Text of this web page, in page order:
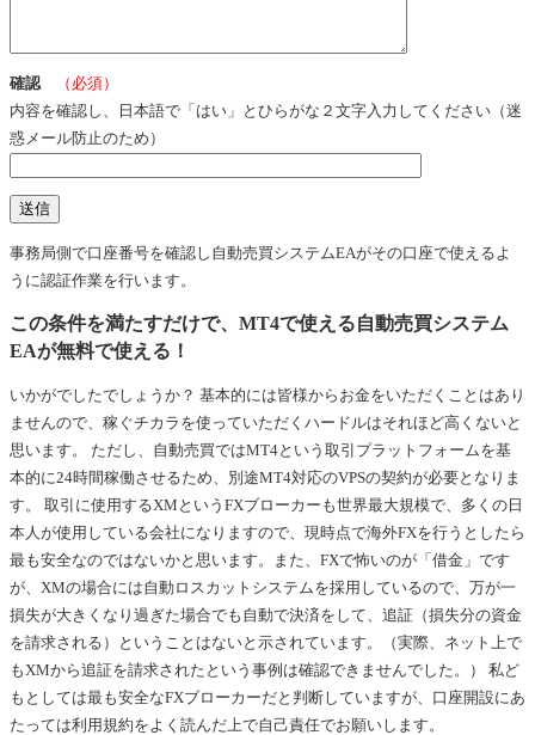
確認
（必須）
内容を確認し、日本語で「はい」とひらがな２文字入力してください（迷
惑メール防止のため）
事務局側で口座番号を確認し自動売買システムEAがその口座で使えるよ
うに認証作業を行います。
この条件を満たすだけで、MT4で使える自動売買システム
EAが無料で使える！
いかがでしたでしょうか？ 基本的には皆様からお金をいただくことはあり
ませんので、稼ぐチカラを使っていただくハードルはそれほど高くないと
思います。 ただし、自動売買ではMT4という取引プラットフォームを基
本的に24時間稼働させるため、別途MT4対応のVPSの契約が必要となりま
す。 取引に使用するXMというFXブローカーも世界最大規模で、多くの日
本人が使用している会社になりますので、現時点で海外FXを行うとしたら
最も安全なのではないかと思います。また、FXで怖いのが「借金」です
が、XMの場合には自動ロスカットシステムを採用しているので、万が一
損失が大きくなり過ぎた場合でも自動で決済をして、追証（損失分の資金
を請求される）ということはないと示されています。（実際、ネット上で
もXMから追証を請求されたという事例は確認できませんでした。） 私ど
もとしては最も安全なFXブローカーだと判断していますが、口座開設にあ
たっては利用規約をよく読んだ上で自己責任でお願いします。